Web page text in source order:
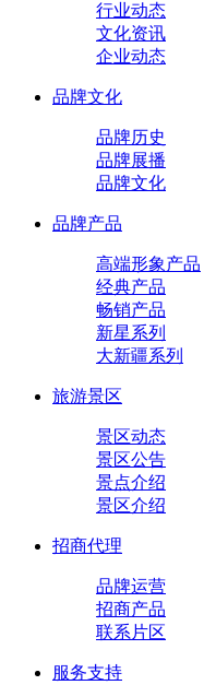
行业动态
文化资讯
企业动态
品牌文化
品牌历史
品牌展播
品牌文化
品牌产品
高端形象产品
经典产品
畅销产品
新星系列
大新疆系列
旅游景区
景区动态
景区公告
景点介绍
景区介绍
招商代理
品牌运营
招商产品
联系片区
服务支持